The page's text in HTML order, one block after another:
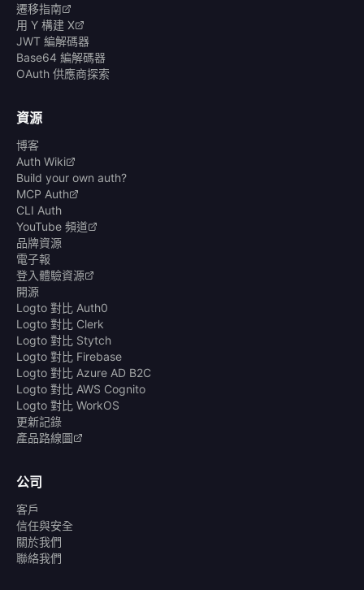
遷移指南
用 Y 構建 X
JWT 編解碼器
Base64 編解碼器
OAuth 供應商探索
資源
博客
Auth Wiki
Build your own auth?
MCP Auth
CLI Auth
YouTube 頻道
品牌資源
電子報
登入體驗資源
開源
Logto 對比 Auth0
Logto 對比 Clerk
Logto 對比 Stytch
Logto 對比 Firebase
Logto 對比 Azure AD B2C
Logto 對比 AWS Cognito
Logto 對比 WorkOS
更新記錄
產品路線圖
公司
客戶
信任與安全
關於我們
聯絡我們